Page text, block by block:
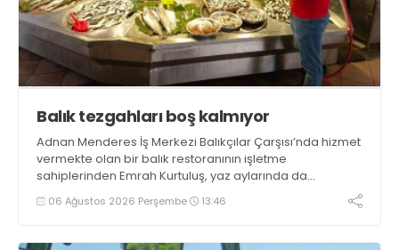
Balık tezgahları boş kalmıyor
Adnan Menderes İş Merkezi Balıkçılar Çarşısı’nda hizmet
vermekte olan bir balık restoranının işletme
sahiplerinden Emrah Kurtuluş, yaz aylarında da
tezgahlarda taze balık bulunduğunu ifade ederek “Yıl
boyunca tezgahlarda taze balık bulmak mümkün
06 Ağustos 2026 Perşembe 13:46